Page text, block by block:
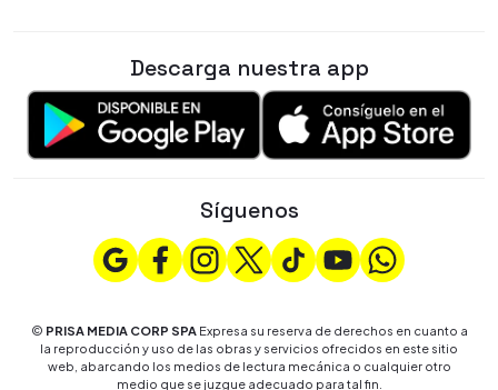
Descarga nuestra app
Síguenos
© PRISA MEDIA CORP SPAExpresa su reserva de derechos en cuanto a
la reproducción y uso de las obras y servicios ofrecidos en este sitio
web, abarcando los medios de lectura mecánica o cualquier otro
medio que se juzgue adecuado para tal fin.